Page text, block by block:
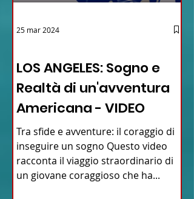
LOS ANGELES: Sogno e
Realtà di un'avventura
Americana - VIDEO
Tra sfide e avventure: il coraggio di
inseguire un sogno Questo video
racconta il viaggio straordinario di
un giovane coraggioso che ha...
25 mar 2024